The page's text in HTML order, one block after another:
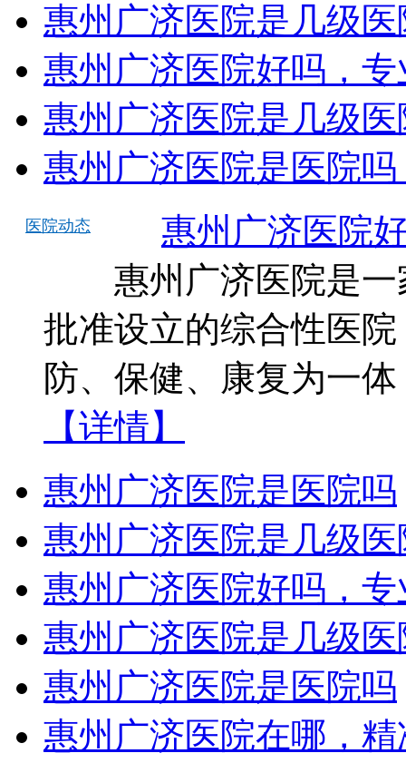
惠州广济医院是几级
惠州广济医院好吗，
惠州广济医院是几级
惠州广济医院是医院吗
医院动态
惠州广济医院
惠州广济医院是一
批准设立的综合性医
防、保健、康复为一
【详情】
惠州广济医院是医院吗
惠州广济医院是几级医
惠州广济医院好吗，专
惠州广济医院是几级医
惠州广济医院是医院吗
惠州广济医院在哪，精